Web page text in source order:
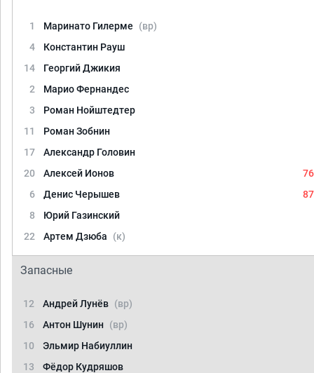
1 Маринато Гилерме
(вр)
4
Константин Рауш
14
Георгий Джикия
2
Марио Фернандес
3
Роман Нойштедтер
11
Роман Зобнин
17
Александр Головин
20
Алексей Ионов
6
Денис Черышев
8
Юрий Газинский
22
Артем Дзюба (к)
Запасные
12 Андрей Лунёв (вр)
16
Антон Шунин
(вр)
10
Эльмир Набиуллин
13
Фёдор Кудряшов